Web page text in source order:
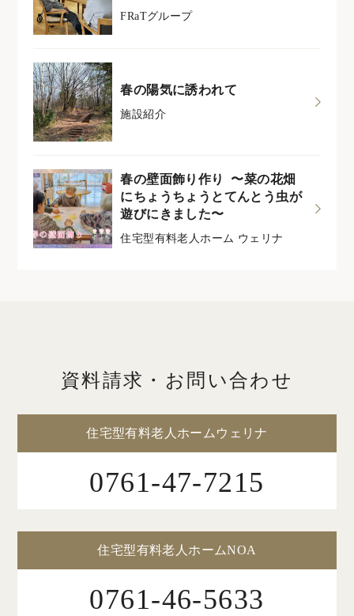
FRaTグループ
春の陽気に誘われて
施設紹介
春の壁面飾り作り 〜菜の花畑
にちょうちょうとてんとう虫が
遊びにきました〜
住宅型有料老人ホーム ウェリナ
資料請求・お問い合わせ
住宅型有料老人ホームウェリナ
0761-47-7215
住宅型有料老人ホームNOA
0761-46-5633